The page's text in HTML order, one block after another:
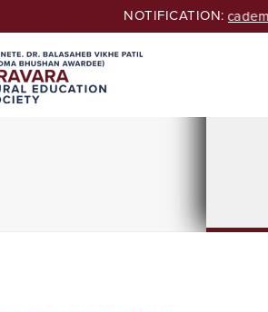
NOTIFICATION:
of B.Ed. & M.Ed. Courses for